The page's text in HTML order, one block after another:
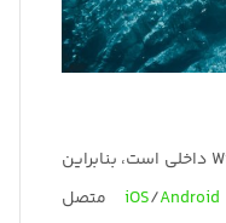
دارای Wi-Fi داخلی است، بنابراین
iOS/Android
SJCAM ZONE متصل